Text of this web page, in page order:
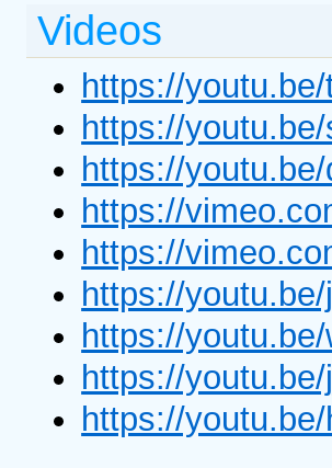
Videos
https://
https://
https://
https://
https://
https://
https://
https://
https://